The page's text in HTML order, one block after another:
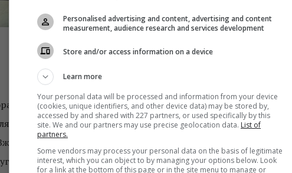
Павла Вишнякова і Юлії Сахневич. Повний драми ф’южн під
до сліз. «Нехай ваше відлуння триває і буде таким
13-й ефір я чекаю від вас хіп-хопу, тому сподіваюся його ще
пара з’явилася на паркеті разом із колишньою учасницею
Personalised advertising and content, advertising and content
measurement, audience research and services development
Store and/or access information on a device
Learn more
Your personal data will be processed and information from your device
(cookies, unique identifiers, and other device data) may be stored by,
accessed by and shared with 227 partners, or used specifically by this
site. We and our partners may use precise geolocation data. List of
partners.
Some vendors may process your personal data on the basis of legitimate
interest, which you can object to by managing your options below. Look
for a link at the bottom of this page or in the site menu to manage or